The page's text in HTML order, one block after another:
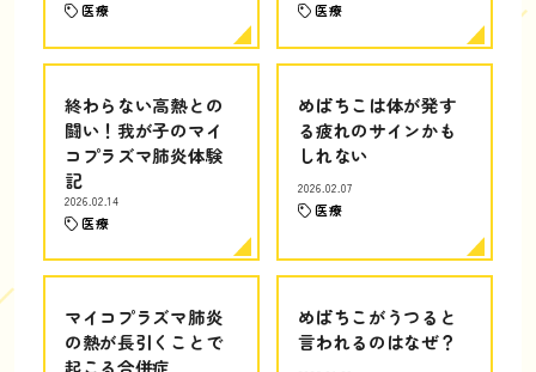
医療 医療
終わらない高熱との
闘い！我が子のマイ
コプラズマ肺炎体験
記
2026.02.14
医療
めばちこは体が発す
る疲れのサインかも
しれない
2026.02.07
医療
マイコプラズマ肺炎
の熱が長引くことで
起こる合併症
めばちこがうつると
言われるのはなぜ？